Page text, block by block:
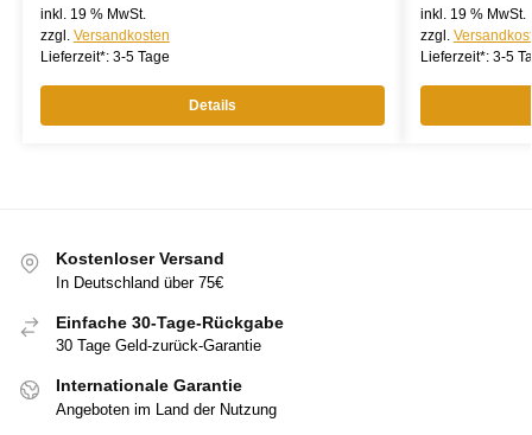
inkl. 19 % MwSt.
zzgl. Versandkosten
Lieferzeit*: 3-5 Tage
Details
inkl. 19 % MwSt.
zzgl.
Lieferzeit*: 3-5
Kostenloser Versand
In Deutschland über 75€
Einfache 30-Tage-Rückgabe
30 Tage Geld-zurück-Garantie
Internationale Garantie
Angeboten im Land der Nutzung